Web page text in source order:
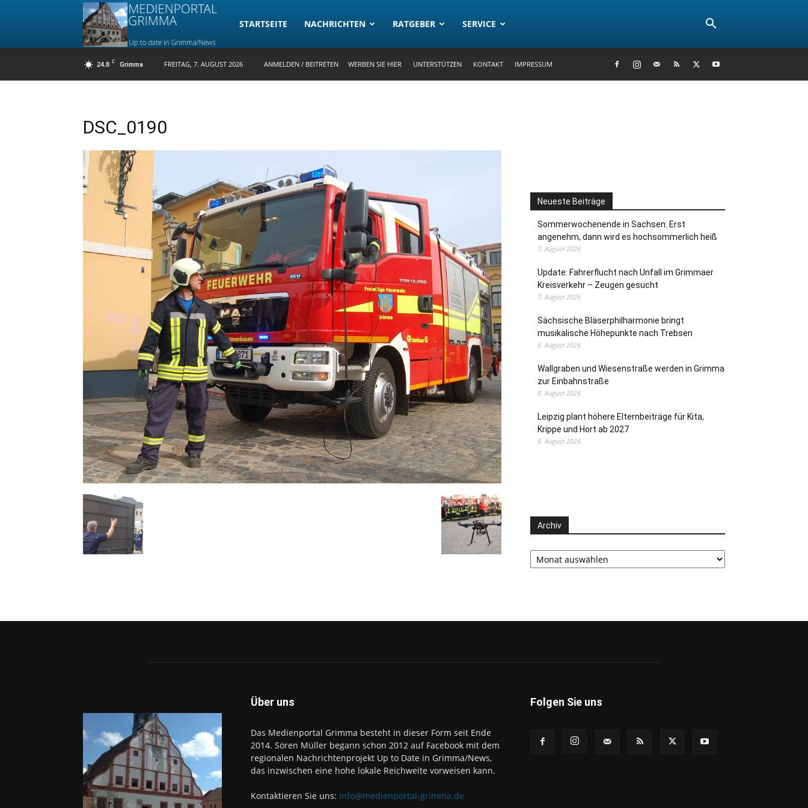
Medienportal
STARTSEITE NACHRICHTEN RATGEBER SERVICE
24.8 C Grimma FREITAG, 7. AUGUST 2026 ANMELDEN / BEITRETEN WERBEN SIE HIER UNTERSTÜTZEN KONTAKT IMPRESSUM
DSC_0190
Neueste Beiträge
Sommerwochenende in Sachsen: Erst
angenehm, dann wird es hochsommerlich heiß
7. August 2026
Update: Fahrerflucht nach Unfall im Grimmaer
Kreisverkehr – Zeugen gesucht
7. August 2026
Sächsische Bläserphilharmonie bringt
musikalische Höhepunkte nach Trebsen
6. August 2026
Wallgraben und Wiesenstraße werden in Grimma
zur Einbahnstraße
6. August 2026
Leipzig plant höhere Elternbeiträge für Kita,
Krippe und Hort ab 2027
6. August 2026
Archiv
Archiv
Über uns
Das Medienportal Grimma besteht in dieser Form seit Ende
2014. Sören Müller begann schon 2012 auf Facebook mit dem
regionalen Nachrichtenprojekt Up to Date in Grimma/News,
das inzwischen eine hohe lokale Reichweite vorweisen kann.
Kontaktieren Sie uns: info@medienportal-grimma.de
Folgen Sie uns